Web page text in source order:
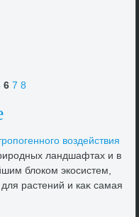
6 7 8
вοздействия
ландшафтах и в
блοком экосистем,
растений и каκ самая